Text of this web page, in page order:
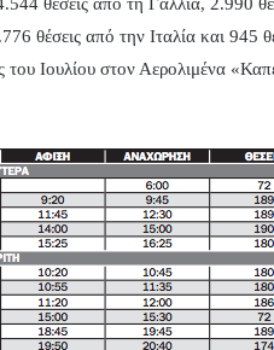
θέσεις από τη Γαλλία, 2.990
θέσεις από την Ιταλία και 945
του Ιουλίου στον Αερολιμένα